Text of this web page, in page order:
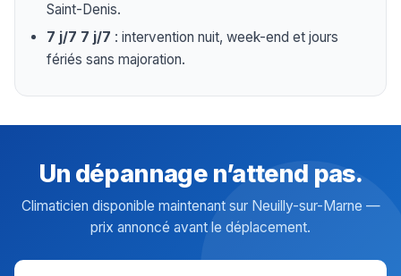
Saint-Denis.
7 j/7 7 j/7 : intervention nuit, week-end et jours
fériés sans majoration.
Un dépannage n’attend pas.
Climaticien disponible maintenant sur Neuilly-sur-Marne —
prix annoncé avant le déplacement.